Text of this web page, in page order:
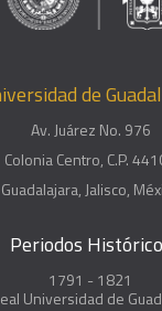
de
Av. Juárez No. 976
Colonia Centro, C.P.
Guadalajara, Jalisco,
Periodos
1791 - 1821
Universidad de